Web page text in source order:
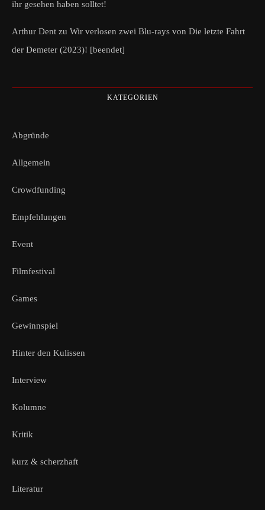
ihr gesehen haben solltet!
Arthur Dent zu Wir verlosen zwei Blu-rays von Die letzte Fahrt
der Demeter (2023)! [beendet]
KATEGORIEN
Abgründe
Allgemein
Crowdfunding
Empfehlungen
Event
Filmfestival
Games
Gewinnspiel
Hinter den Kulissen
Interview
Kolumne
Kritik
kurz & scherzhaft
Literatur